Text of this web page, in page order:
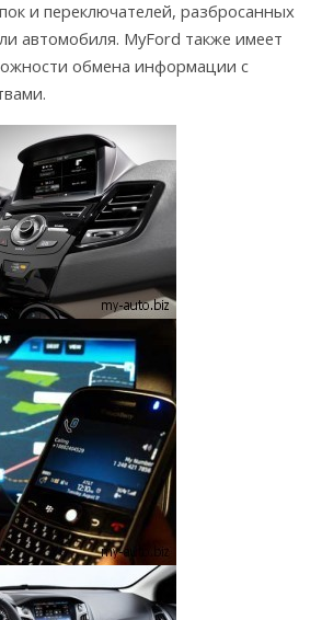
и переключателей, разбросанных
автомобиля. MyFord также имеет
обмена информации с